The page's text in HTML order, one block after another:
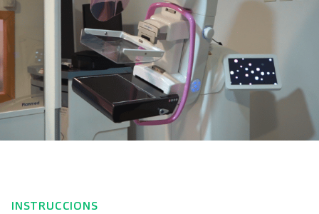
INSTRUCCIONS